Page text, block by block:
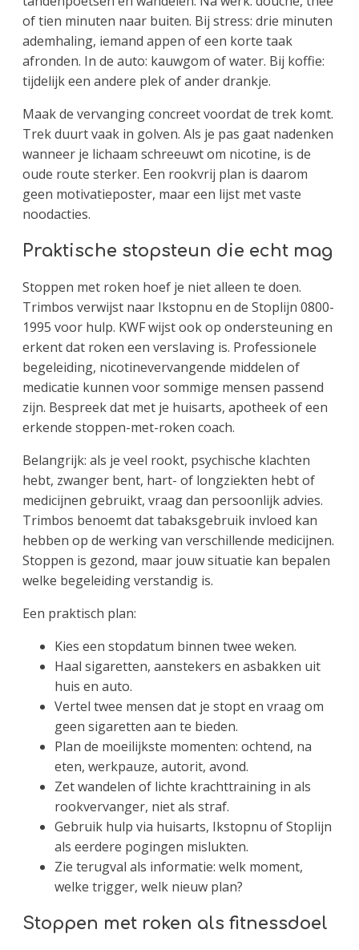
of tien minuten naar buiten. Bij stress: drie minuten
ademhaling, iemand appen of een korte taak
afronden. In de auto: kauwgom of water. Bij koffie:
tijdelijk een andere plek of ander drankje.
Maak de vervanging concreet voordat de trek komt.
Trek duurt vaak in golven. Als je pas gaat nadenken
wanneer je lichaam schreeuwt om nicotine, is de
oude route sterker. Een rookvrij plan is daarom
geen motivatieposter, maar een lijst met vaste
noodacties.
Praktische stopsteun die echt mag
Stoppen met roken hoef je niet alleen te doen.
Trimbos verwijst naar Ikstopnu en de Stoplijn 0800-
1995 voor hulp. KWF wijst ook op ondersteuning en
erkent dat roken een verslaving is. Professionele
begeleiding, nicotinevervangende middelen of
medicatie kunnen voor sommige mensen passend
zijn. Bespreek dat met je huisarts, apotheek of een
erkende stoppen-met-roken coach.
Belangrijk: als je veel rookt, psychische klachten
hebt, zwanger bent, hart- of longziekten hebt of
medicijnen gebruikt, vraag dan persoonlijk advies.
Trimbos benoemt dat tabaksgebruik invloed kan
hebben op de werking van verschillende medicijnen.
Stoppen is gezond, maar jouw situatie kan bepalen
welke begeleiding verstandig is.
Een praktisch plan:
Kies een stopdatum binnen twee weken.
Haal sigaretten, aanstekers en asbakken uit
huis en auto.
Vertel twee mensen dat je stopt en vraag om
geen sigaretten aan te bieden.
Plan de moeilijkste momenten: ochtend, na
eten, werkpauze, autorit, avond.
Zet wandelen of lichte krachttraining in als
rookvervanger, niet als straf.
Gebruik hulp via huisarts, Ikstopnu of Stoplijn
als eerdere pogingen mislukten.
Zie terugval als informatie: welk moment,
welke trigger, welk nieuw plan?
Stoppen met roken als fitnessdoel